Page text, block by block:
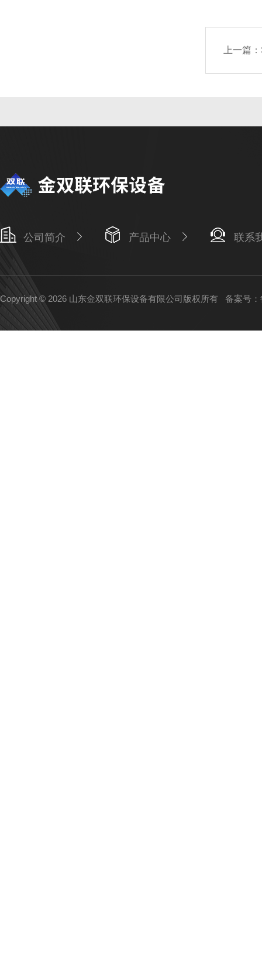
上一篇：
公司简介 产品中心 联系
Copyright © 2026 山东金双联环保设备有限公司版权所有 备案号